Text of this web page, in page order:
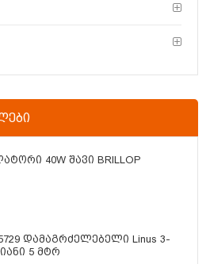
40W Შავი BRILLOP
Დამაგრძელებელი Linus 3-
5 Მტრ